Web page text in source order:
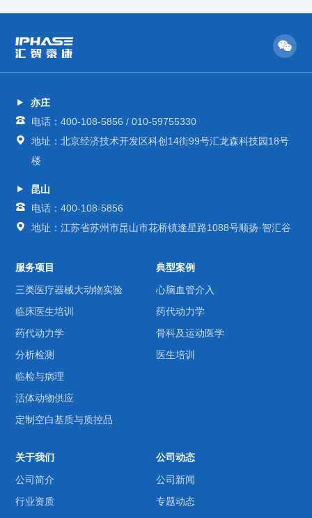
亦庄
电话：400-108-5856 / 010-59755330
地址：北京经济技术开发区科创14街99号汇龙森科技园18号
楼
昆山
电话：400-108-5856
地址：江苏省苏州市昆山市花桥镇逢星路1088号顺扬·智汇谷
服务项目
三类医疗器械大动物实验
临床医生培训
药代动力学
分析检测
临检与病理
活体动物供应
定制空白基质与质控品
典型案例
心脑血管介入
药代动力学
骨科及运动医学
医生培训
关于我们
公司简介
行业资质
公司动态
公司新闻
专题动态